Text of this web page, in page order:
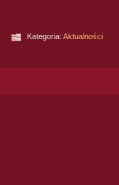
Kategoria: Aktualności